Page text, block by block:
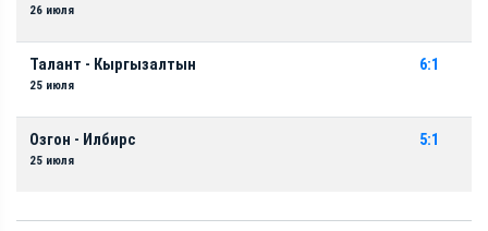
26 июля
Талант - Кыргызалтын
25 июля
6:1
Озгон - Илбирс
25 июля
5:1